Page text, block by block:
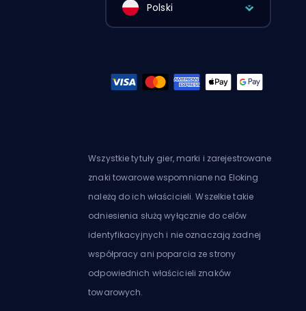
Polski
Wszystkie tytuły gier, marki i zarejestrowane
znaki towarowe wspomniane na Eloking
należą do ich właścicieli. Wszelkie takie
odniesienia służą wyłącznie do celów
identyfikacyjnych i nie oznaczają żadnej
współpracy ani poparcia ze strony
odpowiednich właścicieli znaków
towarowych.